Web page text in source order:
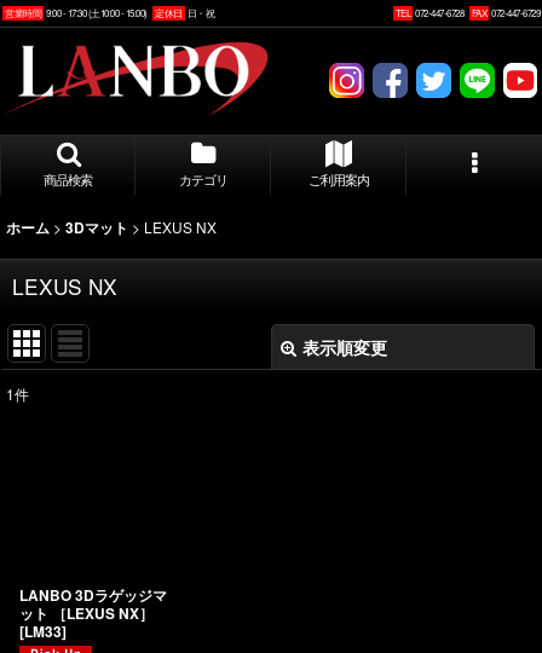
営業時間 9:00 - 17:30 (土10:00 - 15:00) 定休日 日・祝 TEL 072-447-6728 FAX 072-447-6729
商品検索 カテゴリ ご利用案内
ホーム > 3Dマット > LEXUS NX
LEXUS NX
表示順変更
1件
LANBO 3Dラゲッジマ
ット ［LEXUS NX］
[LM33]